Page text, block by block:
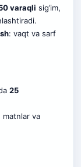
varaqli sig’im,
: vaqt va sarf
25
matnlar va